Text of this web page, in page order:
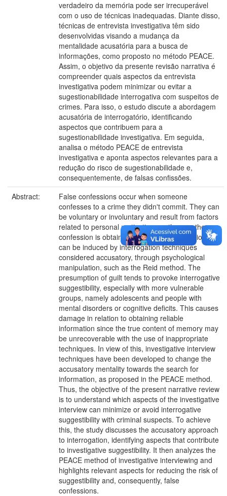
verdadeiro da memória pode ser irrecuperável
com o uso de técnicas inadequadas. Diante disso,
técnicas de entrevista investigativa têm sido
desenvolvidas visando a mudança da
mentalidade acusatória para a busca de
informações, como proposto no método PEACE.
Assim, o objetivo da presente revisão narrativa é
compreender quais aspectos da entrevista
investigativa podem minimizar ou evitar a
sugestionabilidade interrogativa com suspeitos de
crimes. Para isso, o estudo discute a abordagem
acusatória de interrogatório, identificando
aspectos que contribuem para a
sugestionabilidade investigativa. Em seguida,
analisa o método PEACE de entrevista
investigativa e aponta aspectos relevantes para a
redução do risco de sugestionabilidade e,
consequentemente, de falsas confissões.
Abstract:
False confessions occur when someone
confesses to a crime they didn't commit. They can
be voluntary or involuntary and result from factors
related to personal motivations or the way the
confession is obtained. Involuntary confessions
can be induced by interrogation techniques
considered accusatory, through psychological
manipulation, such as the Reid method. The
presumption of guilt tends to provoke interrogative
suggestibility, especially with more vulnerable
groups, namely adolescents and people with
mental disorders or cognitive deficits. This causes
damage in relation to obtaining reliable
information since the true content of memory may
be unrecoverable with the use of inappropriate
techniques. In view of this, investigative interview
techniques have been developed to change the
accusatory mentality towards the search for
information, as proposed in the PEACE method.
Thus, the objective of the present narrative review
is to understand which aspects of the investigative
interview can minimize or avoid interrogative
suggestibility with criminal suspects. To achieve
this, the study discusses the accusatory approach
to interrogation, identifying aspects that contribute
to investigative suggestibility. It then analyzes the
PEACE method of investigative interviewing and
highlights relevant aspects for reducing the risk of
suggestibility and, consequently, false
confessions.